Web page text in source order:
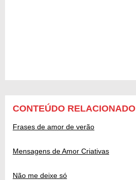
CONTEÚDO RELACIONADO
Frases de amor de verão
Mensagens de Amor Criativas
Não me deixe só